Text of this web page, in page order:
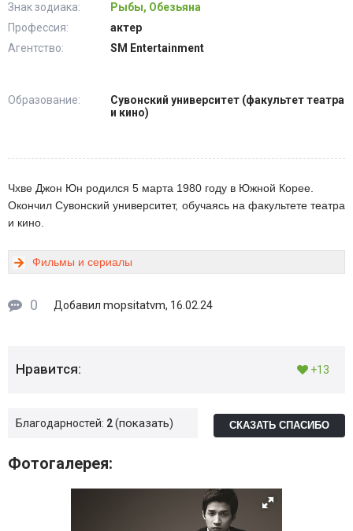
Знак зодиака:
Рыбы, Обезьяна
Профессия:
актер
Агентство:
SM Entertainment
Образование:
Сувонский университет (факультет театра
и кино)
Чхве Джон Юн родился 5 марта 1980 году в Южной Корее.
Окончил Сувонский университет, обучаясь на факультете театра
и кино.
Фильмы и сериалы
0 Добавил mopsitatvm, 16.02.24
Нравится: +13
Благодарностей: 2 показать СКАЗАТЬ СПАСИБО
Фотогалерея: